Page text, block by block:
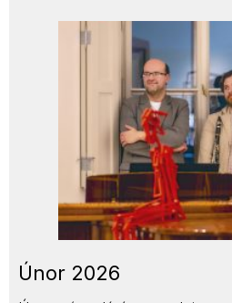
Únor 2026